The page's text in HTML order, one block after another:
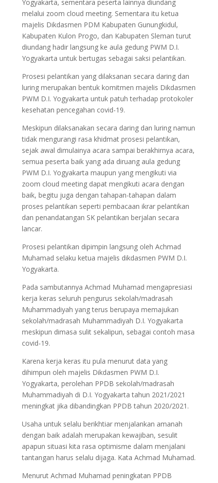
Yogyakarta, sementara peserta lainnya diundang
melalui zoom cloud meeting. Sementara itu ketua
majelis Dikdasmen PDM Kabupaten Gunungkidul,
Kabupaten Kulon Progo, dan Kabupaten Sleman turut
diundang hadir langsung ke aula gedung PWM D.I.
Yogyakarta untuk bertugas sebagai saksi pelantikan.
Prosesi pelantikan yang dilaksanan secara daring dan
luring merupakan bentuk komitmen majelis Dikdasmen
PWM D.I. Yogyakarta untuk patuh terhadap protokoler
kesehatan pencegahan covid-19.
Meskipun dilaksanakan secara daring dan luring namun
tidak mengurangi rasa khidmat prosesi pelantikan,
sejak awal dimulainya acara sampai berakhirnya acara,
semua peserta baik yang ada diruang aula gedung
PWM D.I. Yogyakarta maupun yang mengikuti via
zoom cloud meeting dapat mengikuti acara dengan
baik, begitu juga dengan tahapan-tahapan dalam
proses pelantikan seperti pembacaan ikrar pelantikan
dan penandatangan SK pelantikan berjalan secara
lancar.
Prosesi pelantikan dipimpin langsung oleh Achmad
Muhamad selaku ketua majelis dikdasmen PWM D.I.
Yogyakarta.
Pada sambutannya Achmad Muhamad mengapresiasi
kerja keras seluruh pengurus sekolah/madrasah
Muhammadiyah yang terus berupaya memajukan
sekolah/madrasah Muhammadiyah D.I. Yogyakarta
meskipun dimasa sulit sekalipun, sebagai contoh masa
covid-19.
Karena kerja keras itu pula menurut data yang
dihimpun oleh majelis Dikdasmen PWM D.I.
Yogyakarta, perolehan PPDB sekolah/madrasah
Muhammadiyah di D.I. Yogyakarta tahun 2021/2021
meningkat jika dibandingkan PPDB tahun 2020/2021.
Usaha untuk selalu berikhtiar menjalankan amanah
dengan baik adalah merupakan kewajiban, sesulit
apapun situasi kita rasa optimisme dalam menjalani
tantangan harus selalu dijaga. Kata Achmad Muhamad.
Menurut Achmad Muhamad peningkatan PPDB